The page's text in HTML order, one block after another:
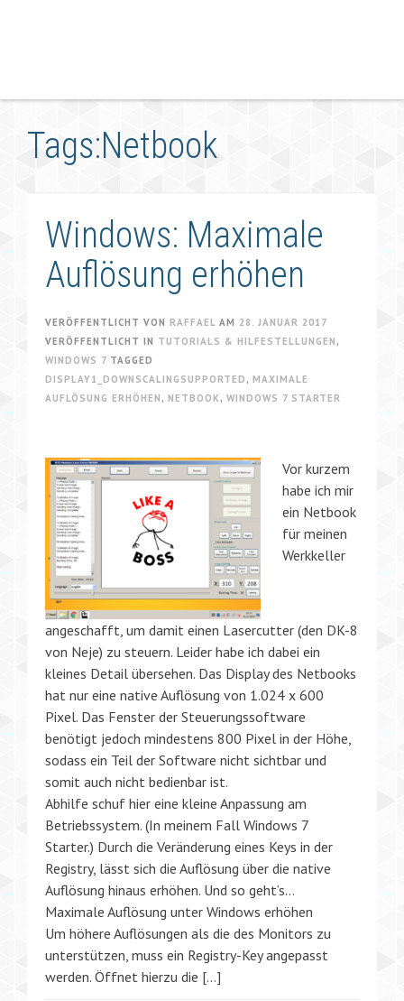
Tags:Netbook
Windows: Maximale
Auflösung erhöhen
VERÖFFENTLICHT VON RAFFAEL AM 28. JANUAR 2017
VERÖFFENTLICHT IN TUTORIALS & HILFESTELLUNGEN ,
WINDOWS 7 TAGGED
DISPLAY1_DOWNSCALINGSUPPORTED , MAXIMALE
AUFLÖSUNG ERHÖHEN , NETBOOK, WINDOWS 7 STARTER
Vor kurzem
habe ich mir
ein Netbook
für meinen
Werkkeller
angeschafft, um damit einen Lasercutter (den DK-8
von Neje) zu steuern. Leider habe ich dabei ein
kleines Detail übersehen. Das Display des Netbooks
hat nur eine native Auflösung von 1.024 x 600
Pixel. Das Fenster der Steuerungssoftware
benötigt jedoch mindestens 800 Pixel in der Höhe,
sodass ein Teil der Software nicht sichtbar und
somit auch nicht bedienbar ist.
Abhilfe schuf hier eine kleine Anpassung am
Betriebssystem. (In meinem Fall Windows 7
Starter.) Durch die Veränderung eines Keys in der
Registry, lässt sich die Auflösung über die native
Auflösung hinaus erhöhen. Und so geht’s…
Maximale Auflösung unter Windows erhöhen
Um höhere Auflösungen als die des Monitors zu
unterstützen, muss ein Registry-Key angepasst
werden. Öffnet hierzu die […]